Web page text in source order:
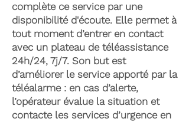
complète ce service par une
disponibilité d'écoute. Elle permet à
tout moment d’entrer en contact
avec un plateau de téléassistance
24h/24, 7j/7. Son but est
d’améliorer le service apporté par la
téléalarme : en cas d’alerte,
l’opérateur évalue la situation et
contacte les services d’urgence en